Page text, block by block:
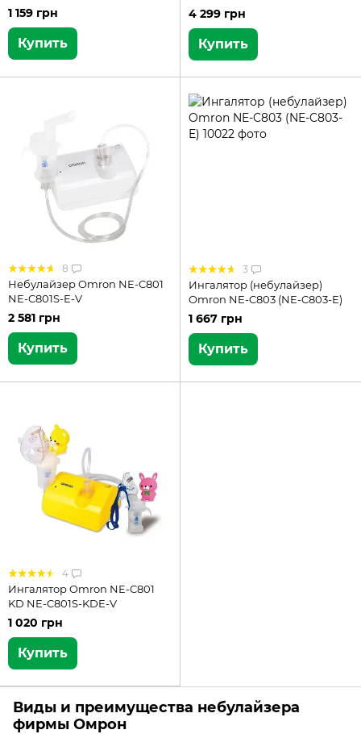
1 159 грн
Купить
4 299 грн
Купить
8
Небулайзер Omron NE-C801
NE-C801S-E-V
2 581 грн
Купить
3
Ингалятор (небулайзер)
Omron NE-C803 (NE-C803-E)
1 667 грн
Купить
4
Ингалятор Omron NE-C801
KD NE-C801S-KDE-V
1 020 грн
Купить
Виды и преимущества небулайзера
фирмы Омрон